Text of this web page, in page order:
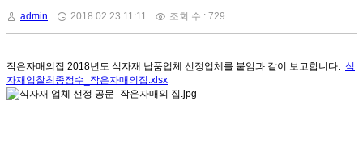
admin 2018.02.23 11:11 조회 수 : 729
작은자매의집 2018년도 식자재 납품업체 선정업체를 붙임과 같이 보고합니다. 식
자재입찰최종점수_작은자매의집.xlsx